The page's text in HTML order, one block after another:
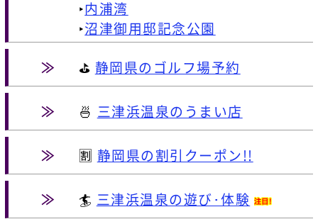
‣内浦湾
‣沼津御用邸記念公園
≫ ⛳ 静岡県のゴルフ場予約
≫ 🍜 三津浜温泉のうまい店
≫ 🈹 静岡県の割引クーポン!!
≫ 🏄 三津浜温泉の遊び･体験